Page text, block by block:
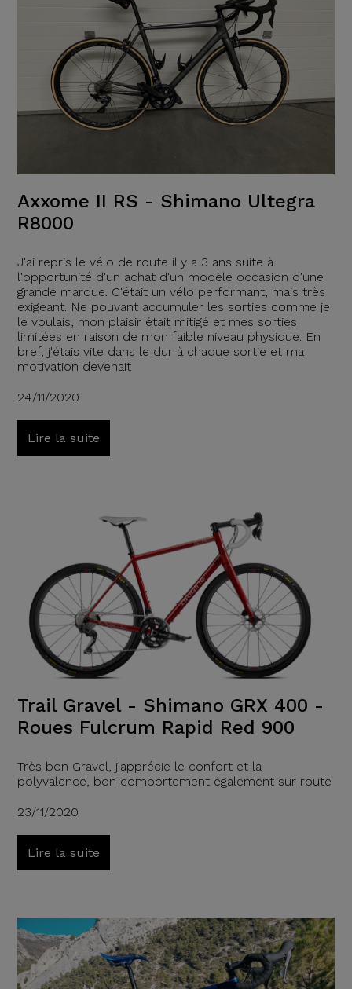
Axxome II RS - Shimano Ultegra
R8000
J'ai repris le vélo de route il y a 3 ans suite à
l'opportunité d'un achat d'un modèle occasion d'une
grande marque. C'était un vélo performant, mais très
exigeant. Ne pouvant accumuler les sorties comme je
le voulais, mon plaisir était mitigé et mes sorties
limitées en raison de mon faible niveau physique. En
bref, j'étais vite dans le dur à chaque sortie et ma
motivation devenait
24/11/2020
Lire la suite
Trail Gravel - Shimano GRX 400 -
Roues Fulcrum Rapid Red 900
Très bon Gravel, j'apprécie le confort et la
polyvalence, bon comportement également sur route
23/11/2020
Lire la suite